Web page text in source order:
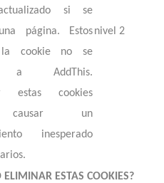
si se
página. Estos
cookie no se
a AddThis.
estas cookies
causar un
inesperado
nivel 2
ESTAS COOKIES?